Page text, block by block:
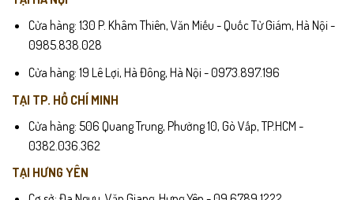
Cửa hàng: 130 P. Khâm Thiên, Văn Miếu - Quốc Tử Giám, Hà Nội -
0985.838.028
Cửa hàng: 19 Lê Lợi, Hà Đông, Hà Nội - 0973.897.196
TẠI TP. HỒ CHÍ MINH
Cửa hàng: 506 Quang Trung, Phường 10, Gò Vấp, TP.HCM -
0382.036.362
TẠI HƯNG YÊN